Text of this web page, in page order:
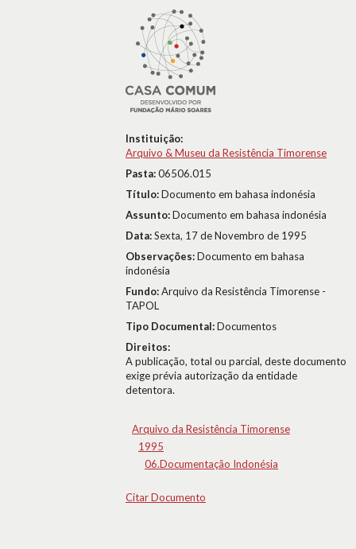
Instituição:
Arquivo & Museu da Resistência Timorense
Pasta:06506.015
Título:Documento em bahasa indonésia
Assunto:Documento em bahasa indonésia
Data:Sexta, 17 de Novembro de 1995
Observações:Documento em bahasa
indonésia
Fundo:Arquivo da Resistência Timorense -
TAPOL
Tipo Documental:Documentos
Direitos:
A publicação, total ou parcial, deste documento
exige prévia autorização da entidade
detentora.
Arquivo da Resistência Timorense
1995
06.Documentação Indonésia
Citar Documento